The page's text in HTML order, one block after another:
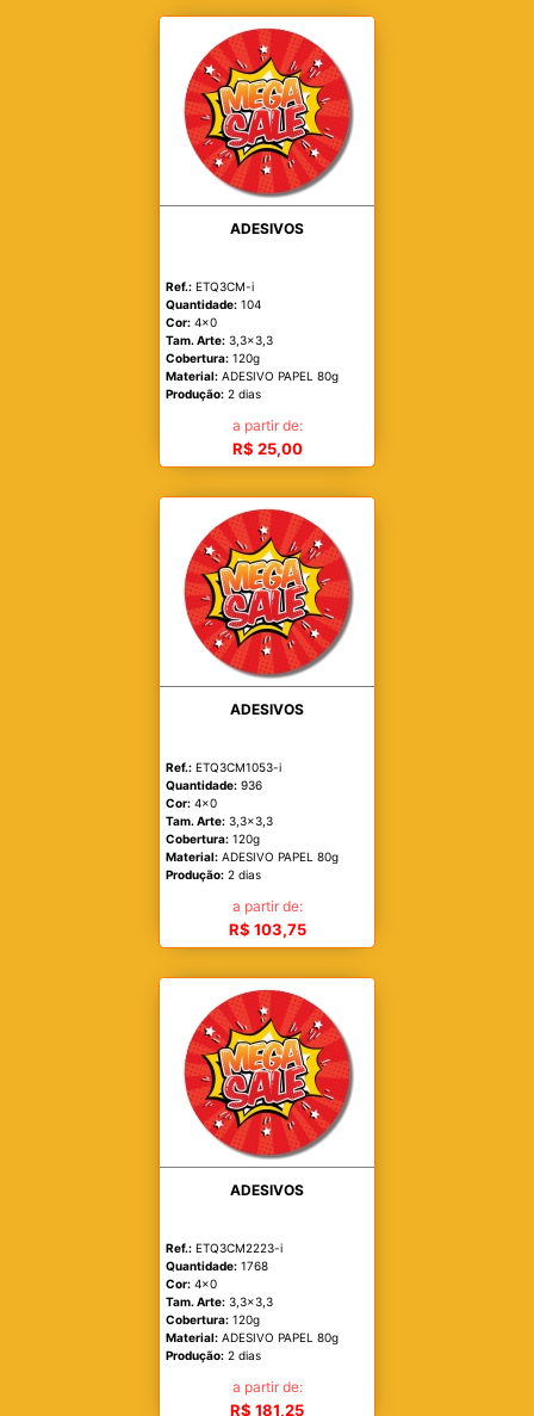
ADESIVOS
Ref.: ETQ3CM-i
Quantidade: 104
Cor: 4x0
Tam. Arte: 3,3x3,3
Cobertura: 120g
Material: ADESIVO PAPEL 80g
Produção: 2 dias
a partir de:
R$ 25,00
ADESIVOS
Ref.: ETQ3CM1053-i
Quantidade: 936
Cor: 4x0
Tam. Arte: 3,3x3,3
Cobertura: 120g
Material: ADESIVO PAPEL 80g
Produção: 2 dias
a partir de:
R$ 103,75
ADESIVOS
Ref.: ETQ3CM2223-i
Quantidade: 1768
Cor: 4x0
Tam. Arte: 3,3x3,3
Cobertura: 120g
Material: ADESIVO PAPEL 80g
Produção: 2 dias
a partir de:
R$ 181,25